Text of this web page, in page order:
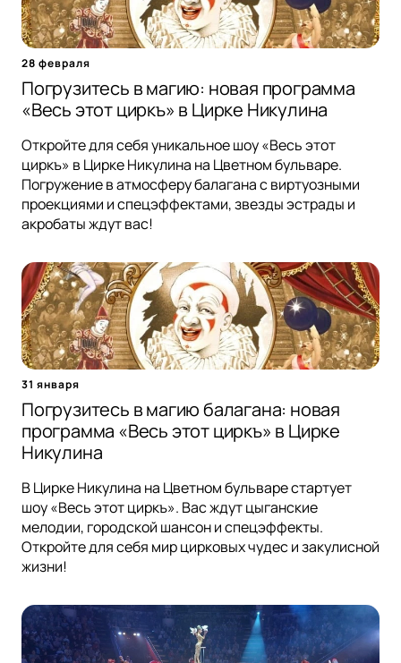
28 февраля
Погрузитесь в магию: новая программа
«Весь этот циркъ» в Цирке Никулина
Откройте для себя уникальное шоу «Весь этот
циркъ» в Цирке Никулина на Цветном бульваре.
Погружение в атмосферу балагана с виртуозными
проекциями и спецэффектами, звезды эстрады и
акробаты ждут вас!
31 января
Погрузитесь в магию балагана: новая
программа «Весь этот циркъ» в Цирке
Никулина
В Цирке Никулина на Цветном бульваре стартует
шоу «Весь этот циркъ». Вас ждут цыганские
мелодии, городской шансон и спецэффекты.
Откройте для себя мир цирковых чудес и закулисной
жизни!